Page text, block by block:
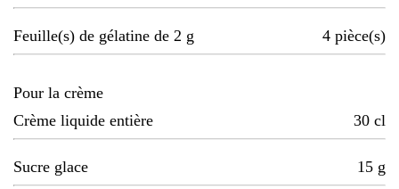
Feuille(s) de gélatine de 2 g 4 pièce(s)
Pour la crème
Crème liquide entière
30 cl
Sucre glace 15 g